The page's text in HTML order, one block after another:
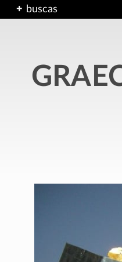
buscas